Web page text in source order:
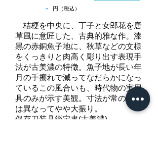
- 円（税込）
桔梗を中央に、丁子と女郎花を唐
草風に意匠した、古典的雅な作。漆
黒の赤銅魚子地に、秋草などの文様
をくっきりと肉高く彫り出す表現手
法が古美濃の特徴。魚子地が長い年
月の手擦れで減ってなだらかになっ
ているこの風合いも、時代物の実用
具のみが示す美観。寸法が常の作と
は異なってやや大振り。
保存刀装具鑑定書(古美濃)